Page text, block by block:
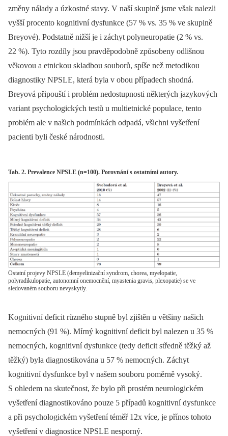
změny nálady a úzkostné stavy. V naší skupině jsme však nalezli
vyšší procento kognitivní dysfunkce (57 % vs. 35 % ve skupině
Breyové). Podstatně nižší je i záchyt polyneuropatie (2 % vs.
22 %). Tyto rozdíly jsou pravděpodobně způsobeny odlišnou
věkovou a etnickou skladbou souborů, spíše než metodikou
diagnostiky NPSLE, která byla v obou případech shodná.
Breyová připouští i problém nedostupnosti některých jazykových
variant psychologických testů u multietnické populace, tento
problém ale v našich podmínkách odpadá, všichni vyšetření
pacienti byli české národnosti.
Tab. 2. Prevalence NPSLE (n=100). Porovnání s ostatními autory.
Ostatní projevy NPSLE (demyelinizační syndrom, chorea, myelopatie,
polyradikulopatie, autonomní onemocnění, myastenia gravis, plexopatie) se ve
sledovaném souboru nevyskytly.
Kognitivní deficit různého stupně byl zjištěn u většiny našich
nemocných (91 %). Mírný kognitivní deficit byl nalezen u 35 %
nemocných, kognitivní dysfunkce (tedy deficit středně těžký až
těžký) byla diagnostikována u 57 % nemocných. Záchyt
kognitivní dysfunkce byl v našem souboru poměrně vysoký.
S ohledem na skutečnost, že bylo při prostém neurologickém
vyšetření diagnostikováno pouze 5 případů kognitivní dysfunkce
a při psychologickém vyšetření téměř 12x více, je přínos tohoto
vyšetření v diagnostice NPSLE nesporný.